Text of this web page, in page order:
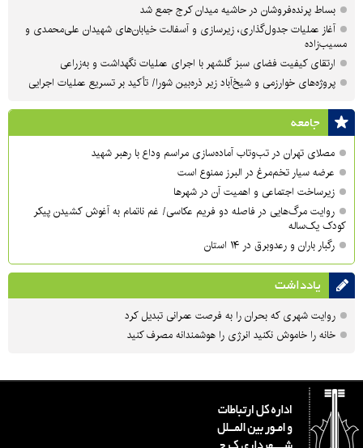
بساط پرنده‌فروشان در حاشیه میدان کرج جمع شد
آغاز عملیات جدول‌گذاری، زیرسازی و آسفالت خیابان‌های شهیدان علی‌محمدی و
مسیب‌زاده
ارتقای کیفیت فضای سبز گلشهر با اجرای عملیات نگهداشت و به‌زراعی
پروژه‌های خوارزمی و شیخ‌آباد زیر ذره‌بین شورا/ تأکید بر تسریع عملیات اجرایی
جامعه
مصلای تهران در تب‌وتاب آماده‌سازی مراسم وداع با رهبر شهید
عرضه سیار تخم‌مرغ در البرز ممنوع است
زیرساخت اجتماعی و اهمیت آن در شهرها
روایت مرگ‌هایی در فاصله دو فریم عکاسی/ غم ناتمام به آغوش کشیدن پیکر
کودک یک‌ساله
رگبار باران و رعدوبرق در ۱۴ استان
یادداشت
روایت شهری که بحران را به فرصت عمرانی تبدیل کرد
خانه را خاموش نکنید انرژی را هوشمندانه مصرف کنید